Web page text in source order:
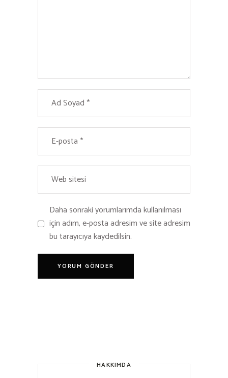
Daha sonraki yorumlarımda kullanılması
için adım, e-posta adresim ve site adresim
bu tarayıcıya kaydedilsin.
HAKKIMDA